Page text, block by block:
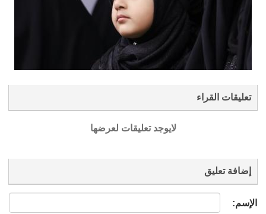
تعليقات القراء
لايوجد تعليقات لعرضها
إضافة تعليق
الإسم: